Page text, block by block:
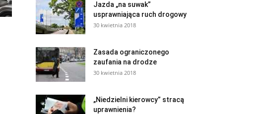
Jazda „na suwak”
usprawniająca ruch drogowy
30 kwietnia 2018
Zasada ograniczonego
zaufania na drodze
30 kwietnia 2018
„Niedzielni kierowcy” stracą
uprawnienia?